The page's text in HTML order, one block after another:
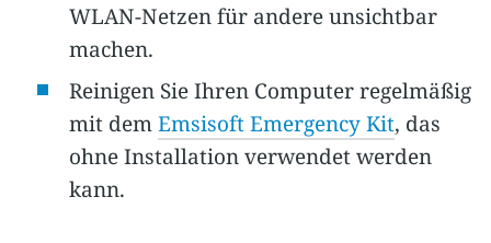
WLAN-Netzen für andere unsichtbar
machen.
Reinigen Sie Ihren Computer regelmäßig
mit demEmsisoft Emergency Kit, das
ohne Installation verwendet werden
kann.